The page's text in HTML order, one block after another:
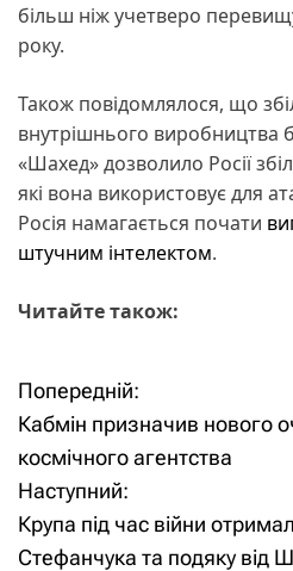
більш ніж учетверо
року.
Також повідомлялося, що
внутрішнього виробництва
«Шахед» дозволило Росії
які вона використовує для
Росія намагається почати
штучним інтелектом.
Читайте також:
Н
а
в
і
Попередній:
Кабмін призначив нового
космічного агентства
Наступний:
Крупа під час війни
Стефанчука та подяку від